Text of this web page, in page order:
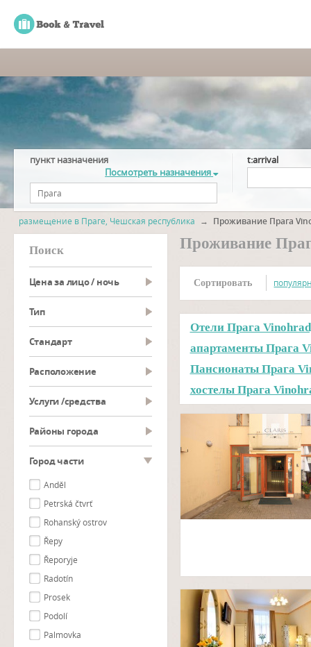
пункт назначения
Посмотреть назначения
t:arrival
размещение в Праге, Чешская республика → Проживание Прага
Поиск
Цена за лицо / ночь
тип
Cтандарт
Pасположение
Услуги /средства
Районы города
Город части
Anděl
Petrská čtvrť
Rohanský ostrov
Řepy
Řeporyje
Radotín
Prosek
Podolí
Palmovka
Проживание
Сортировать
Отели Прага
апартаменты Прага
Пансионаты Прага
хостелы Прага